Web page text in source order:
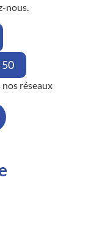
nous.
50
réseaux